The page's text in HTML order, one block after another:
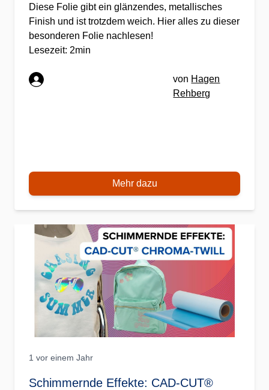
Diese Folie gibt ein glänzendes, metallisches
Finish und ist trotzdem weich. Hier alles zu dieser
besonderen Folie nachlesen!
Lesezeit: 2min
von Hagen
Rehberg
Mehr dazu
1 vor einem Jahr
Schimmernde Effekte: CAD-CUT®